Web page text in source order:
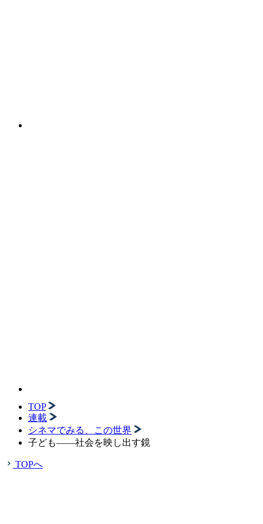
TOP
連載
シネマでみる、この世界
子ども――社会を映し出す鏡
TOPへ